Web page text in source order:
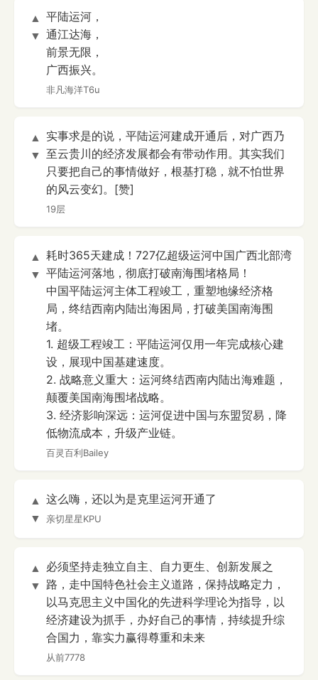
▲
▼
平陆运河，
通江达海，
前景无限，
广西振兴。
非凡海洋T6u
▲
▼
实事求是的说，平陆运河建成开通后，对广西乃
至云贵川的经济发展都会有带动作用。其实我们
只要把自己的事情做好，根基打稳，就不怕世界
的风云变幻。[赞]
19层
▲
▼
耗时365天建成！727亿超级运河中国广西北部湾
平陆运河落地，彻底打破南海围堵格局！
中国平陆运河主体工程竣工，重塑地缘经济格
局，终结西南内陆出海困局，打破美国南海围
堵。
1. 超级工程竣工：平陆运河仅用一年完成核心建
设，展现中国基建速度。
2. 战略意义重大：运河终结西南内陆出海难题，
颠覆美国南海围堵战略。
3. 经济影响深远：运河促进中国与东盟贸易，降
低物流成本，升级产业链。
百灵百利Bailey
▲
▼
这么嗨，还以为是克里运河开通了
亲切星星KPU
▲
▼
必须坚持走独立自主、自力更生、创新发展之
路，走中国特色社会主义道路，保持战略定力，
以马克思主义中国化的先进科学理论为指导，以
经济建设为抓手，办好自己的事情，持续提升综
合国力，靠实力赢得尊重和未来
从前7778